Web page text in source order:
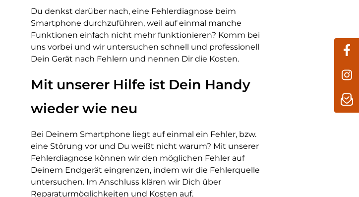
Du denkst darüber nach, eine Fehlerdiagnose beim
Smartphone durchzuführen, weil auf einmal manche
Funktionen einfach nicht mehr funktionieren? Komm bei
uns vorbei und wir untersuchen schnell und professionell
Dein Gerät nach Fehlern und nennen Dir die Kosten.
Mit unserer Hilfe ist Dein Handy
wieder wie neu
Bei Deinem Smartphone liegt auf einmal ein Fehler, bzw.
eine Störung vor und Du weißt nicht warum? Mit unserer
Fehlerdiagnose können wir den möglichen Fehler auf
Deinem Endgerät eingrenzen, indem wir die Fehlerquelle
untersuchen. Im Anschluss klären wir Dich über
Reparaturmöglichkeiten und Kosten auf.